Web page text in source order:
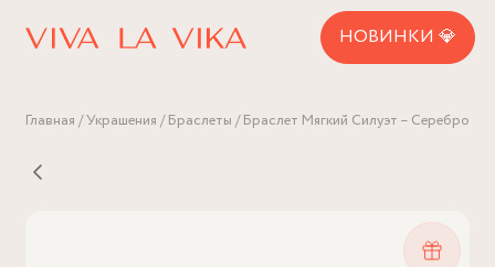
НОВИНКИ 💎
Главная Украшения Браслеты Браслет Мягкий Силуэт – Серебро